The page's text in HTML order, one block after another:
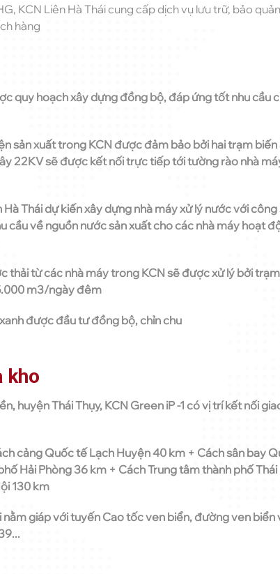
KCN Liên Hà Thái cung cấp dịch vụ lưu trữ, bảo
hàng
quy hoạch xây dựng đồng bộ, đáp ứng tốt nhu cầu
sản xuất trong KCN được đảm bảo bởi hai trạm biến
22KV sẽ được kết nối trực tiếp tới tường rào nhà
Thái dự kiến xây dựng nhà máy xử lý nước với
cầu về nguồn nước sản xuất cho các nhà máy hoạt
thải từ các nhà máy trong KCN sẽ được xử lý bởi
m3/ngày đêm
được đầu tư đồng bộ, chỉn chu
kho
huyện Thái Thụy, KCN Green iP -1 có vị trí kết nối
cảng Quốc tế Lạch Huyện 40 km + Cách sân bay
Hải Phòng 36 km + Cách Trung tâm thành phố Thái
130 km
nằm giáp với tuyến Cao tốc ven biển, đường ven